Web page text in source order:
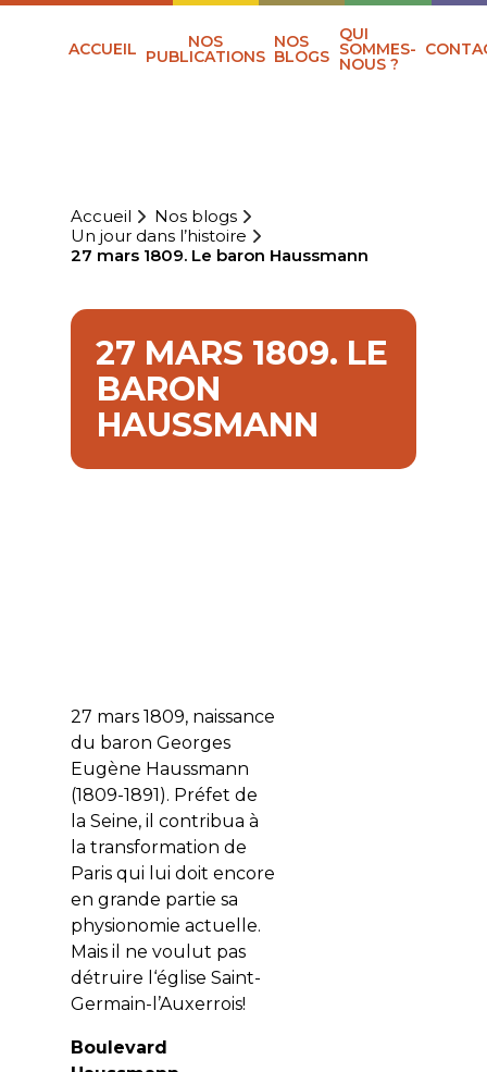
ACCUEIL NOS
PUBLICATIONS
NOS
BLOGS
QUI
SOMMES-
NOUS ?
Accueil
Nos blogs
Un jour dans l’histoire
27 mars 1809. Le baron Haussmann
27 MARS 1809. LE
BARON
HAUSSMANN
27 mars 1809, naissance
du baron Georges
Eugène Haussmann
(1809-1891). Préfet de
la Seine, il contribua à
la transformation de
Paris qui lui doit encore
en grande partie sa
physionomie actuelle.
Mais il ne voulut pas
détruire l‘église Saint-
Germain-l’Auxerrois!
Boulevard